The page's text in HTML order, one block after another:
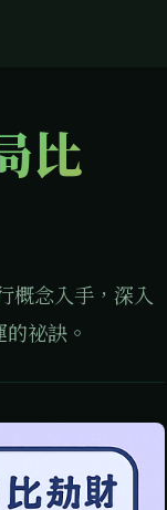
比
概念入手，深入
祕訣。